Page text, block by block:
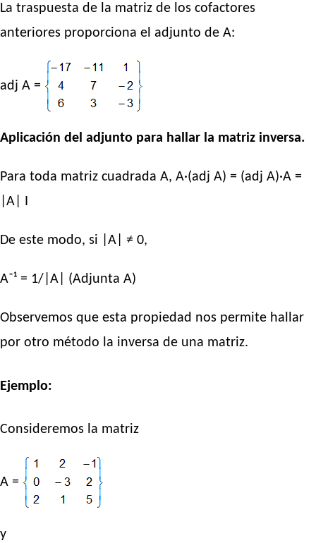
La traspuesta de la matriz de los cofactores
anteriores proporciona el adjunto de A:
adj A =
Aplicación del adjunto para hallar la matriz inversa.
Para toda matriz cuadrada A, A·(adj A) = (adj A)·A =
|A| I
De este modo, si |A| ≠ 0,
A⁻¹ = 1/|A| (Adjunta A)
Observemos que esta propiedad nos permite hallar
por otro método la inversa de una matriz.
Ejemplo:
Consideremos la matriz
A =
y